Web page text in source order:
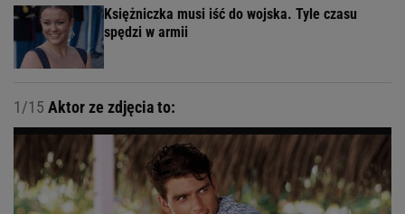
Księżniczka musi iść do wojska. Tyle czasu
spędzi w armii
1/15 Aktor ze zdjęcia to: